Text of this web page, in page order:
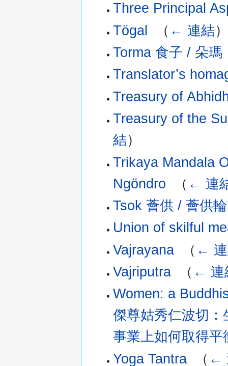
Three Principal
Tögal
（ ← 連結）
Torma 食子 / 朵瑪
Translator’s
Treasury of
Treasury of the
結）
Trikaya Mandala
Ngöndro
（ ← 連
Tsok 薈供 / 薈供輪
Union of skilful
Vajrayana‎ （ ←
Vajriputra‎ （ ← 連
Women: a
傑尊姑秀仁波切
事業上如何取得平
Yoga Tantra‎ （ ←